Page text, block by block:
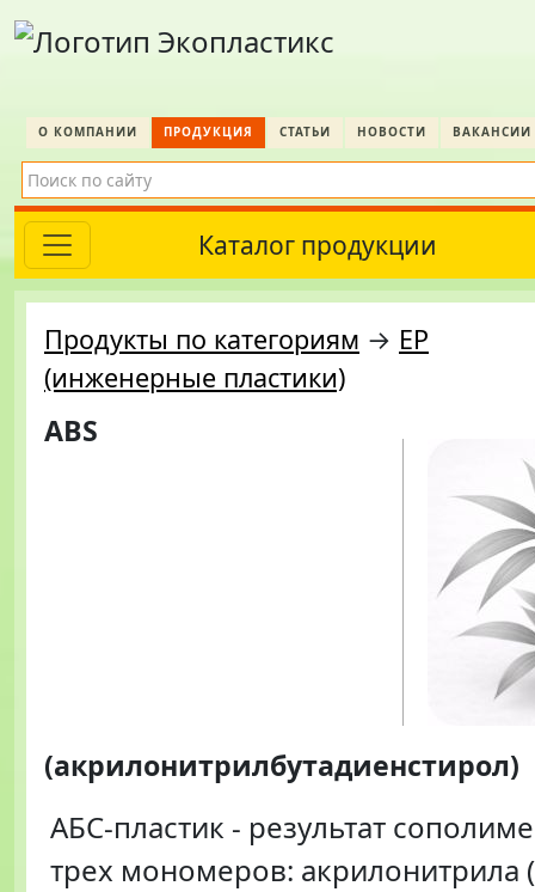
О КОМПАНИИ ПРОДУКЦИЯ СТАТЬИ НОВОСТИ ВАКАНСИИ
Каталог продукции
Продукты по категориям → EP
(инженерные пластики)
ABS
(акрилонитрилбутадиенстирол)
АБС-пластик - результат
трех мономеров: акрилонитрила